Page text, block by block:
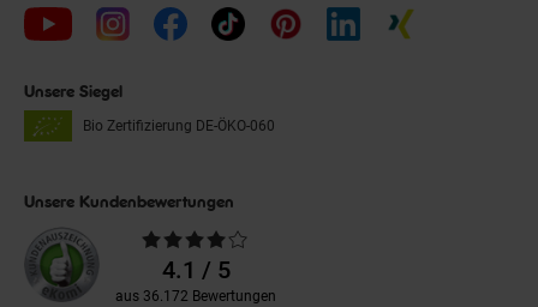
Unsere Siegel
Bio Zertifizierung DE-ÖKO-060
Unsere Kundenbewertungen
Durchschnittliche
Bewertungen4.1 / 5
aus 36.172 Bewertungen